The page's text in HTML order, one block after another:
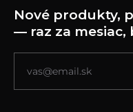
Nové produkty,
— raz za mesiac,